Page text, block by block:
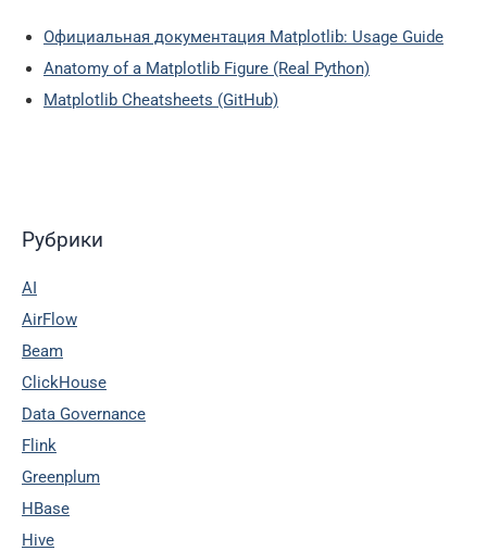
Официальная документация Matplotlib: Usage Guide
Anatomy of a Matplotlib Figure (Real Python)
Matplotlib Cheatsheets (GitHub)
Рубрики
AI
AirFlow
Beam
ClickHouse
Data Governance
Flink
Greenplum
HBase
Hive